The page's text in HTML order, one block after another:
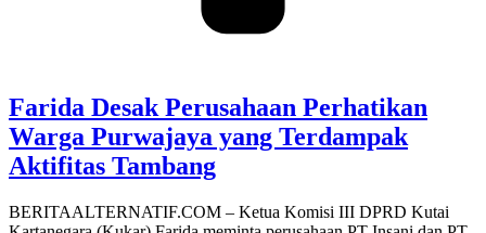
Farida Desak Perusahaan Perhatikan
Warga Purwajaya yang Terdampak
Aktifitas Tambang
BERITAALTERNATIF.COM – Ketua Komisi III DPRD Kutai